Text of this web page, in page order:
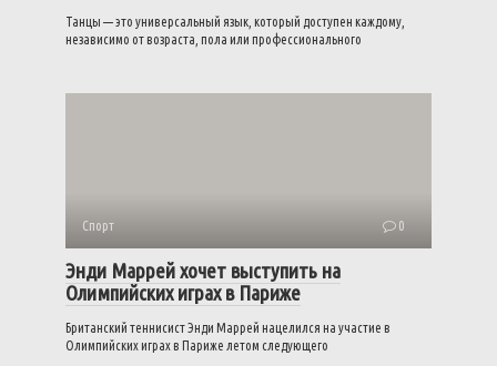
Танцы — это универсальный язык, который доступен каждому,
независимо от возраста, пола или профессионального
Спорт 0
Энди Маррей хочет выступить на
Олимпийских играх в Париже
Британский теннисист Энди Маррей нацелился на участие в
Олимпийских играх в Париже летом следующего